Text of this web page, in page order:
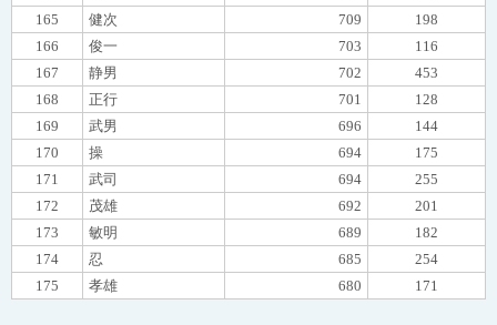
165
健次 709
198
166
俊一 703
116
167
静男 702
453
168
正行 701
128
169
武男 696
144
170
操 694
175
171
武司 694
255
172
茂雄 692
201
173
敏明 689
182
174
忍 685
254
175
孝雄 680 171